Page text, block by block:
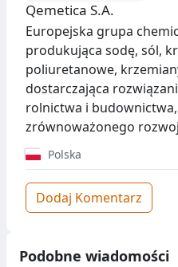
Qemetica S.A.
Europejska grupa
produkująca sodę, sól,
poliuretanowe,
dostarczająca
rolnictwa i
zrównoważonego
Polska
Dodaj Komentarz
Podobne wiadomości